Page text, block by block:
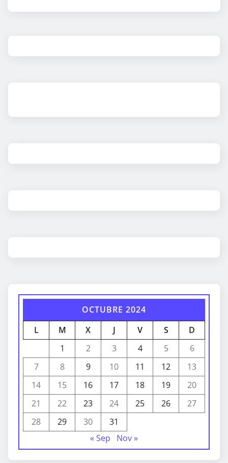
OCTUBRE 2024
L
M X J V S
D
1
2 3 4 5
6
7
8 9 10 11 12
13
14
15 16 17 18 19
20
21
22 23 24 25 26
27
28
29 30
31
« Sep
Nov »